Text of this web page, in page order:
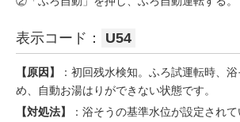
表示コード： U54
【原因】
：初回残水検知。ふろ試運転時、
め、自動お湯はりができない状態です。
【対処法】
：浴そうの基準水位が設定され